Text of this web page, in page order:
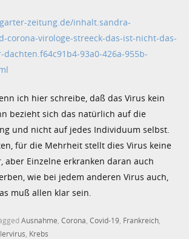
zeitung.de/inhalt.sandra-
corona-virologe-streeck-das-ist-nicht-das-
93a0-426a-955b-
ich hier schreibe, daß das Virus kein
bezieht sich das natürlich auf die
und nicht auf jedes Individuum selbst.
für die Mehrheit stellt dies Virus keine
aber Einzelne erkranken daran auch
wie bei jedem anderen Virus auch,
muß allen klar sein.
Ausnahme ,Corona ,Covid-19 Frankreich
Krebs